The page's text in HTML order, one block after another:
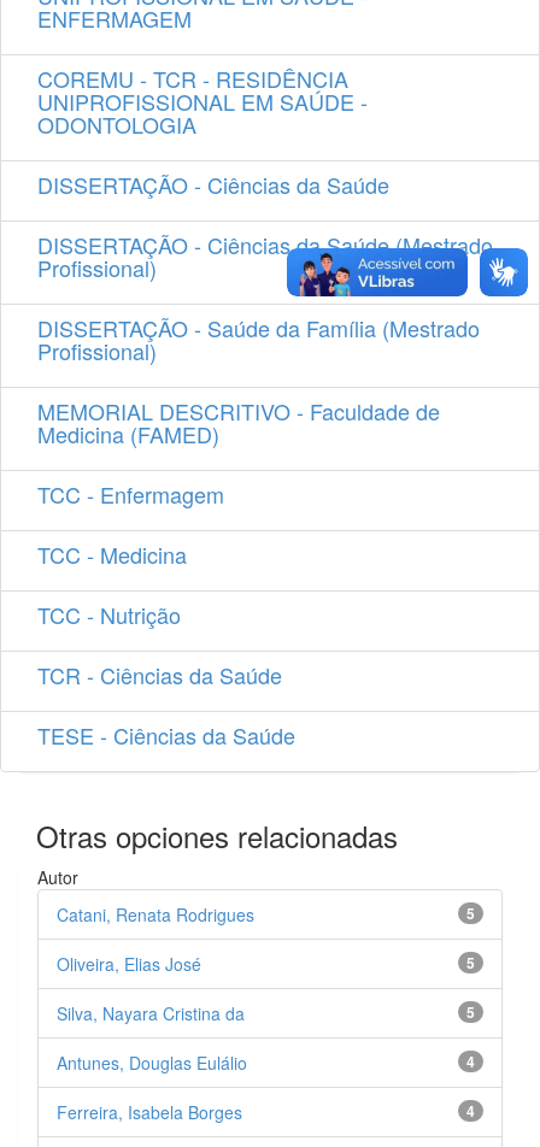
ENFERMAGEM
COREMU - TCR - RESIDÊNCIA
UNIPROFISSIONAL EM SAÚDE -
ODONTOLOGIA
DISSERTAÇÃO - Ciências da Saúde
DISSERTAÇÃO - Ciências da Saúde (Mestrado
Profissional)
DISSERTAÇÃO - Saúde da Família (Mestrado
Profissional)
MEMORIAL DESCRITIVO - Faculdade de
Medicina (FAMED)
TCC - Enfermagem
TCC - Medicina
TCC - Nutrição
TCR - Ciências da Saúde
TESE - Ciências da Saúde
Otras opciones relacionadas
Autor
5
Catani, Renata Rodrigues
5
Oliveira, Elias José
5
Silva, Nayara Cristina da
4
Antunes, Douglas Eulálio
4
Ferreira, Isabela Borges